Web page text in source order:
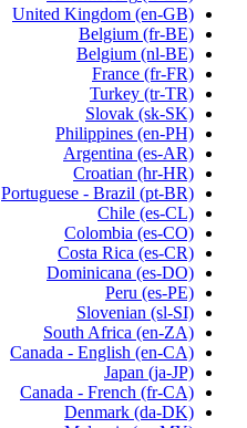
United Kingdom (en-GB)
Belgium (fr-BE)
Belgium (nl-BE)
France (fr-FR)
Turkey (tr-TR)
Slovak (sk-SK)
Philippines (en-PH)
Argentina (es-AR)
Croatian (hr-HR)
Portuguese - Brazil (pt-BR)
Chile (es-CL)
Colombia (es-CO)
Costa Rica (es-CR)
Dominicana (es-DO)
Peru (es-PE)
Slovenian (sl-SI)
South Africa (en-ZA)
Canada - English (en-CA)
Japan (ja-JP)
Canada - French (fr-CA)
Denmark (da-DK)